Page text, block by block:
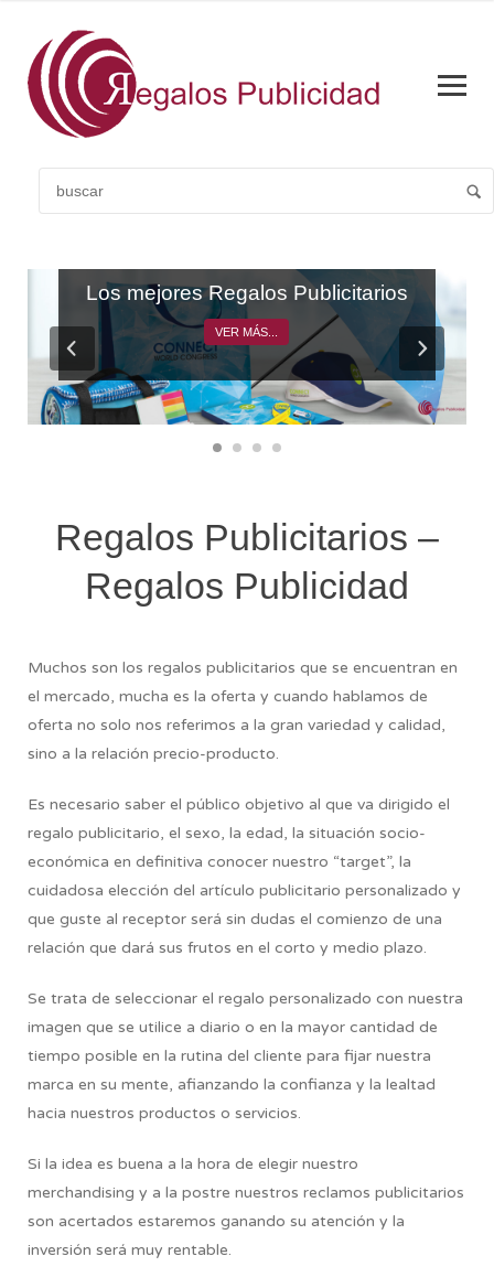
Los mejores Regalos Publicitarios
VER MÁS...
Regalos Publicitarios –
Regalos Publicidad
Muchos son los regalos publicitarios que se encuentran en
el mercado, mucha es la oferta y cuando hablamos de
oferta no solo nos referimos a la gran variedad y calidad,
sino a la relación precio-producto.
Es necesario saber el público objetivo al que va dirigido el
regalo publicitario, el sexo, la edad, la situación socio-
económica en definitiva conocer nuestro “target”, la
cuidadosa elección del artículo publicitario personalizado y
que guste al receptor será sin dudas el comienzo de una
relación que dará sus frutos en el corto y medio plazo.
Se trata de seleccionar el regalo personalizado con nuestra
imagen que se utilice a diario o en la mayor cantidad de
tiempo posible en la rutina del cliente para fijar nuestra
marca en su mente, afianzando la confianza y la lealtad
hacia nuestros productos o servicios.
Si la idea es buena a la hora de elegir nuestro
merchandising y a la postre nuestros reclamos publicitarios
son acertados estaremos ganando su atención y la
inversión será muy rentable.